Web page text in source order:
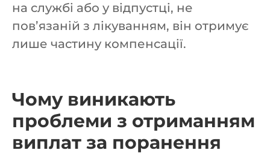
на службі або у відпустці, не
пов’язаній з лікуванням, він отримує
лише частину компенсації.
Чому виникають
проблеми з отриманням
виплат за поранення